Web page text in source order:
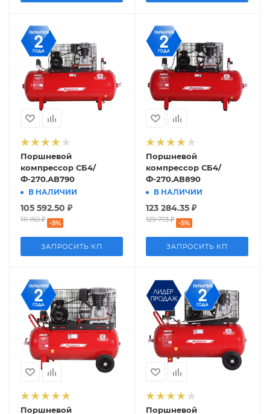
Поршневой
компрессор СБ4/
Ф-270.АВ790
В НАЛИЧИИ
105 592.50 ₽
111 150₽ -5%
ЗАПРОСИТЬ КП
Поршневой
компрессор СБ4/
Ф-270.АВ890
В НАЛИЧИИ
123 284.35 ₽
129 773₽ -5%
ЗАПРОСИТЬ КП
Поршневой
Поршневой